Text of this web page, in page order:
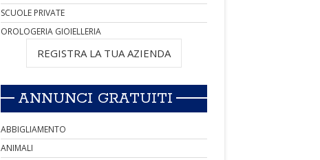
SCUOLE PRIVATE
OROLOGERIA GIOIELLERIA
REGISTRA LA TUA AZIENDA
ANNUNCI GRATUITI
ABBIGLIAMENTO
ANIMALI